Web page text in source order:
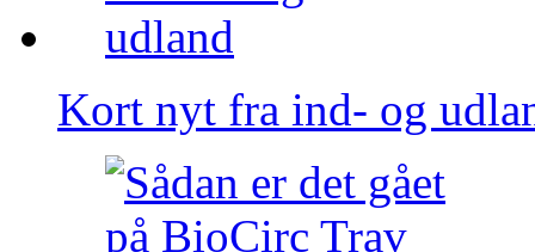
Kort nyt fra ind- og